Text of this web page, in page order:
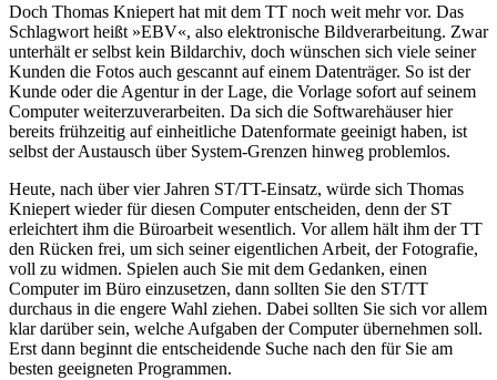
Doch Thomas Kniepert hat mit dem TT noch weit mehr vor. Das
Schlagwort heißt »EBV«, also elektronische Bildverarbeitung. Zwar
unterhält er selbst kein Bildarchiv, doch wünschen sich viele seiner
Kunden die Fotos auch gescannt auf einem Datenträger. So ist der
Kunde oder die Agentur in der Lage, die Vorlage sofort auf seinem
Computer weiterzuverarbeiten. Da sich die Softwarehäuser hier
bereits frühzeitig auf einheitliche Datenformate geeinigt haben, ist
selbst der Austausch über System-Grenzen hinweg problemlos.
Heute, nach über vier Jahren ST/TT-Einsatz, würde sich Thomas
Kniepert wieder für diesen Computer entscheiden, denn der ST
erleichtert ihm die Büroarbeit wesentlich. Vor allem hält ihm der TT
den Rücken frei, um sich seiner eigentlichen Arbeit, der Fotografie,
voll zu widmen. Spielen auch Sie mit dem Gedanken, einen
Computer im Büro einzusetzen, dann sollten Sie den ST/TT
durchaus in die engere Wahl ziehen. Dabei sollten Sie sich vor allem
klar darüber sein, welche Aufgaben der Computer übernehmen soll.
Erst dann beginnt die entscheidende Suche nach den für Sie am
besten geeigneten Programmen.